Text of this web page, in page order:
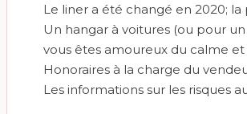
Le liner a été changé en 2020;
Un hangar à voitures (ou pour
vous êtes amoureux du calme
Honoraires à la charge du
Les informations sur les risques